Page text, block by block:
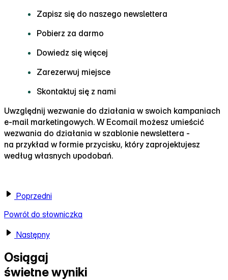
Zapisz się do naszego newslettera
Pobierz za darmo
Dowiedz się więcej
Zarezerwuj miejsce
Skontaktuj się z nami
Uwzględnij wezwanie do działania w swoich kampaniach
e‑mail marketingowych. W Ecomail możesz umieścić
wezwania do działania w szablonie newslettera ‑
na przykład w formie przycisku, który zaprojektujesz
według własnych upodobań.
Poprzedni
Powrót do słowniczka
Następny
Osiągaj
świetne wyniki